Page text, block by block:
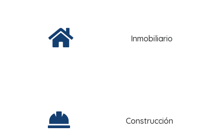
Inmobiliario
Construcción